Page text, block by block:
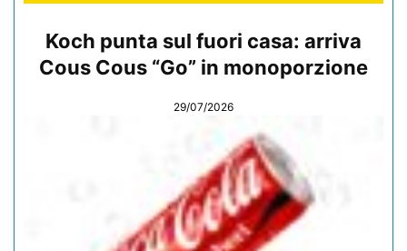
Koch punta sul fuori casa: arriva
Cous Cous “Go” in monoporzione
29/07/2026